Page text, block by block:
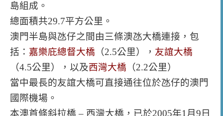
島組成。
總面積共29.7平方公里。
澳門半島與氹仔之間由三條澳氹大橋連接，包
括： 嘉樂庇總督大橋 （2.5公里）， 友誼大橋
（4.5公里），以及西灣大橋 （2.2公里）
當中最長的友誼大橋可直接通往位於氹仔的澳門
國際機場。
本澳首條斜拉橋 – 西灣大橋，已於2005年1月9日